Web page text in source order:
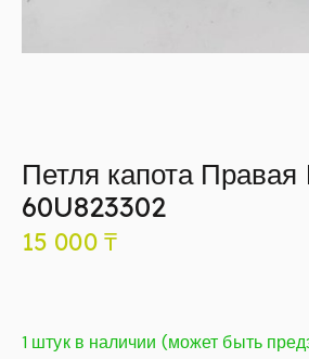
Петля капота Правая
60U823302
15 000 ₸
1 штук в наличии (может быть